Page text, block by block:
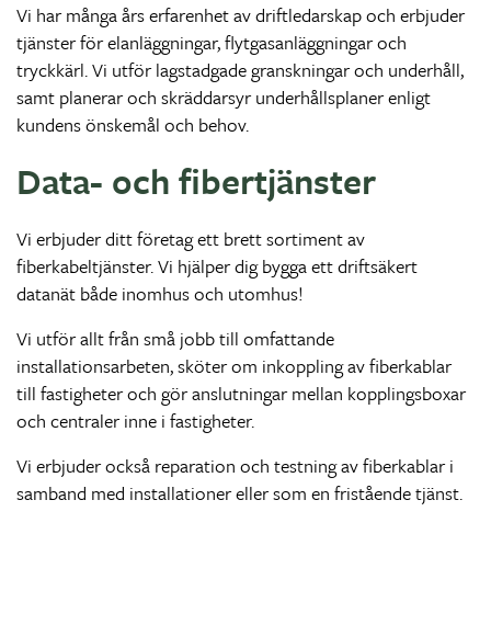
Vi har många års erfarenhet av driftledarskap och erbjuder
tjänster för elanläggningar, flytgasanläggningar och
tryckkärl. Vi utför lagstadgade granskningar och underhåll,
samt planerar och skräddarsyr underhållsplaner enligt
kundens önskemål och behov.
Data- och fibertjänster
Vi erbjuder ditt företag ett brett sortiment av
fiberkabeltjänster. Vi hjälper dig bygga ett driftsäkert
datanät både inomhus och utomhus!
Vi utför allt från små jobb till omfattande
installationsarbeten, sköter om inkoppling av fiberkablar
till fastigheter och gör anslutningar mellan kopplingsboxar
och centraler inne i fastigheter.
Vi erbjuder också reparation och testning av fiberkablar i
samband med installationer eller som en fristående tjänst.